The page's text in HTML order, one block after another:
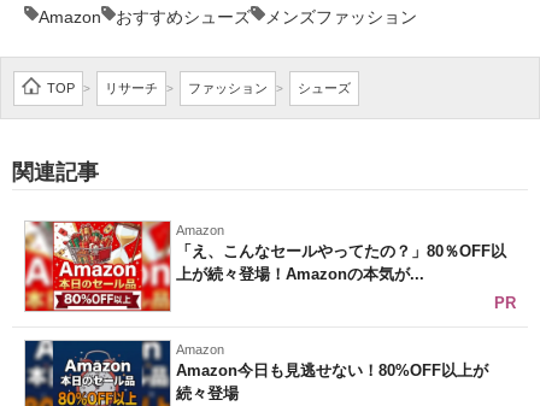
マーケ×ITの今がよく分かる
企業向けIT製品の総合サイト
IT製品の技術・比較・事例
製造業のIT導入・活用を支援
モノづくり技術者専門サイト
エレクトロニクス専門サイト
電子設計の基本と応用
Amazon おすすめシューズ メンズファッション
TOP > リサーチ > ファッション > シューズ
関連記事
Amazon
「え、こんなセールやってたの？」80％OFF以
上が続々登場！Amazonの本気が...
PR
Amazon
Amazon今日も見逃せない！80%OFF以上が
続々登場